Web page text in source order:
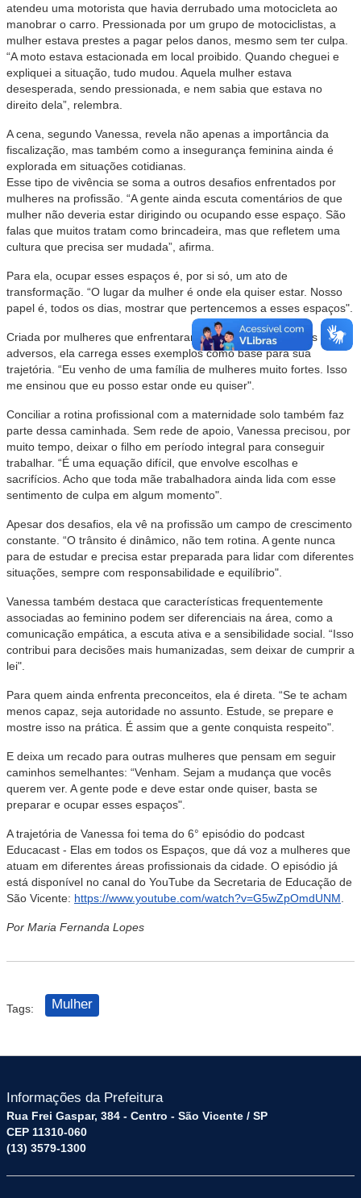
atendeu uma motorista que havia derrubado uma motocicleta ao
manobrar o carro. Pressionada por um grupo de motociclistas, a
mulher estava prestes a pagar pelos danos, mesmo sem ter culpa.
“A moto estava estacionada em local proibido. Quando cheguei e
expliquei a situação, tudo mudou. Aquela mulher estava
desesperada, sendo pressionada, e nem sabia que estava no
direito dela”, relembra.
A cena, segundo Vanessa, revela não apenas a importância da
fiscalização, mas também como a insegurança feminina ainda é
explorada em situações cotidianas.
Esse tipo de vivência se soma a outros desafios enfrentados por
mulheres na profissão. “A gente ainda escuta comentários de que
mulher não deveria estar dirigindo ou ocupando esse espaço. São
falas que muitos tratam como brincadeira, mas que refletem uma
cultura que precisa ser mudada”, afirma.
Para ela, ocupar esses espaços é, por si só, um ato de
transformação. “O lugar da mulher é onde ela quiser estar. Nosso
papel é, todos os dias, mostrar que pertencemos a esses espaços".
Criada por mulheres que enfrentaram desafios em contextos
adversos, ela carrega esses exemplos como base para sua
trajetória. “Eu venho de uma família de mulheres muito fortes. Isso
me ensinou que eu posso estar onde eu quiser".
Conciliar a rotina profissional com a maternidade solo também faz
parte dessa caminhada. Sem rede de apoio, Vanessa precisou, por
muito tempo, deixar o filho em período integral para conseguir
trabalhar. “É uma equação difícil, que envolve escolhas e
sacrifícios. Acho que toda mãe trabalhadora ainda lida com esse
sentimento de culpa em algum momento".
Apesar dos desafios, ela vê na profissão um campo de crescimento
constante. “O trânsito é dinâmico, não tem rotina. A gente nunca
para de estudar e precisa estar preparada para lidar com diferentes
situações, sempre com responsabilidade e equilíbrio".
Vanessa também destaca que características frequentemente
associadas ao feminino podem ser diferenciais na área, como a
comunicação empática, a escuta ativa e a sensibilidade social. “Isso
contribui para decisões mais humanizadas, sem deixar de cumprir a
lei".
Para quem ainda enfrenta preconceitos, ela é direta. “Se te acham
menos capaz, seja autoridade no assunto. Estude, se prepare e
mostre isso na prática. É assim que a gente conquista respeito".
E deixa um recado para outras mulheres que pensam em seguir
caminhos semelhantes: “Venham. Sejam a mudança que vocês
querem ver. A gente pode e deve estar onde quiser, basta se
preparar e ocupar esses espaços".
A trajetória de Vanessa foi tema do 6° episódio do podcast
Educacast - Elas em todos os Espaços, que dá voz a mulheres que
atuam em diferentes áreas profissionais da cidade. O episódio já
está disponível no canal do YouTube da Secretaria de Educação de
São Vicente: https://www.youtube.com/watch?v=G5wZpOmdUNM.
Por Maria Fernanda Lopes
Tags: Mulher
Informações da Prefeitura
Rua Frei Gaspar, 384 - Centro - São Vicente / SP
CEP 11310-060
(13) 3579-1300